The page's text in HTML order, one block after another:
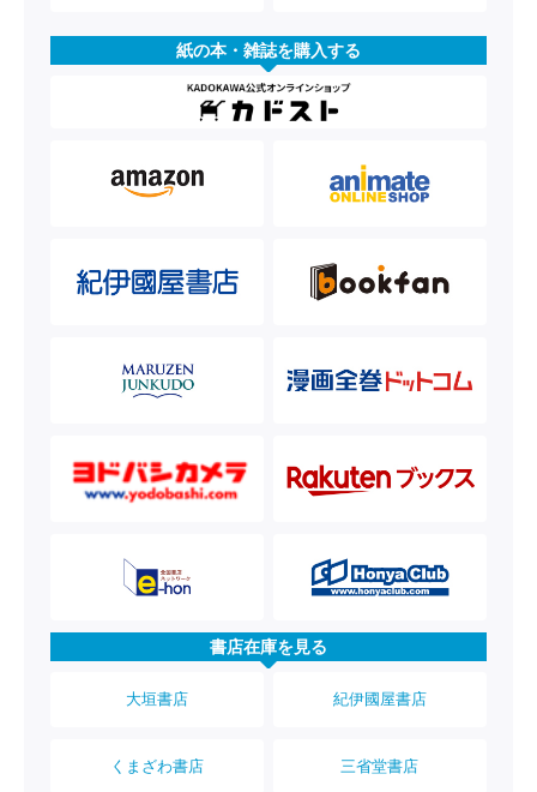
紙の本・雑誌を購入する
書店在庫を見る
大垣書店 紀伊國屋書店
くまざわ書店 三省堂書店